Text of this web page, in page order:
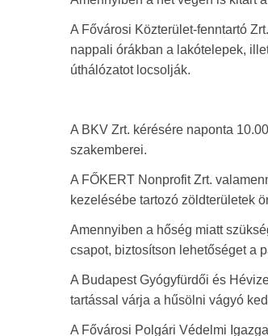
A Fővárosi Közterület-fenntartó
nappali órákban a lakótelepek,
úthálózatot locsolják.
A BKV Zrt. kérésére naponta
szakemberei.
A FŐKERT Nonprofit Zrt.
kezelésébe tartozó zöldterületek
Amennyiben a hőség miatt
csapot, biztosítson lehetőséget a
A Budapest Gyógyfürdői és
tartással várja a hűsölni vágyó
A Fővárosi Polgári Védelmi